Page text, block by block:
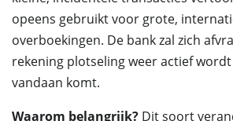
opeens gebruikt voor grote,
overboekingen. De bank zal zich
rekening plotseling weer actief
vandaan komt.
Waarom belangrijk? Dit soort